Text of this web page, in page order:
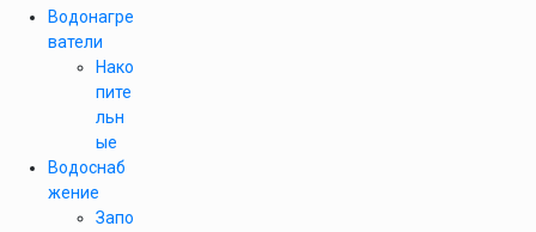
Водонагре
ватели
Нако
пите
льн
ые
Водоснаб
жение
Запо